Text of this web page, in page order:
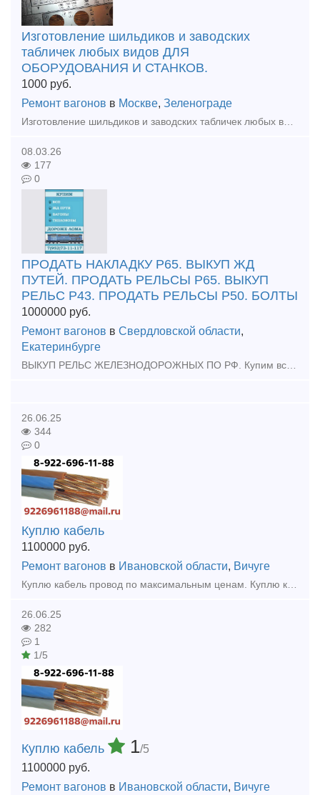
Изготовление шильдиков и заводских
табличек любых видов ДЛЯ
ОБОРУДОВАНИЯ И СТАНКОВ.
1000 руб.
Ремонт вагонов в Москве, Зеленограде
Изготовление шильдиков и заводских табличек любых видов ДЛЯ ОБОРУДОВАНИЯ И СТАНКОВ. Изготовление от 1 рабочего дня. Отгрузка по всей России любой для вас удобной транспортной компанией.
08.03.26
177
0
ПРОДАТЬ НАКЛАДКУ Р65. ВЫКУП ЖД
ПУТЕЙ. ПРОДАТЬ РЕЛЬСЫ Р65. ВЫКУП
РЕЛЬС Р43. ПРОДАТЬ РЕЛЬСЫ Р50. БОЛТЫ
1000000 руб.
Ремонт вагонов в Свердловской области,
Екатеринбурге
ВЫКУП РЕЛЬС ЖЕЛЕЗНОДОРОЖНЫХ ПО РФ. Купим всп жд Выкуп рельс бу Скупка жд путей Подкладки, накладки рельс, разбор жд путей. Болты - Костыли - Гайки Противоугон П65 - Шуруп Путевой -
26.06.25
344
0
Куплю кабель
1100000 руб.
Ремонт вагонов в Ивановской области, Вичуге
Куплю кaбeль провод по максимальным ценам. Куплю кабель силовой, кабель контрольный, кабель гибкий шланговый, провод с хранения, невостребованный, неликвид, остатки, новый, оптом, Дорого.
26.06.25
282
1
1/5
Куплю кабель 1/5
1100000 руб.
Ремонт вагонов в Ивановской области, Вичуге